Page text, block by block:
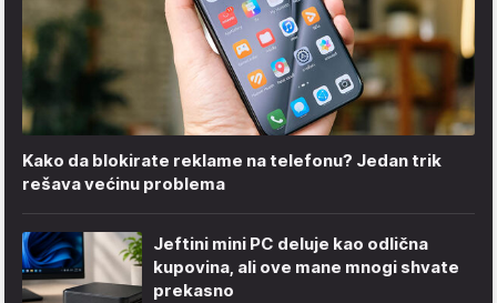
Kako da blokirate reklame na telefonu​? Jedan trik
rešava većinu problema
Jeftini mini PC deluje kao odlična
kupovina, ali ove mane mnogi shvate
prekasno